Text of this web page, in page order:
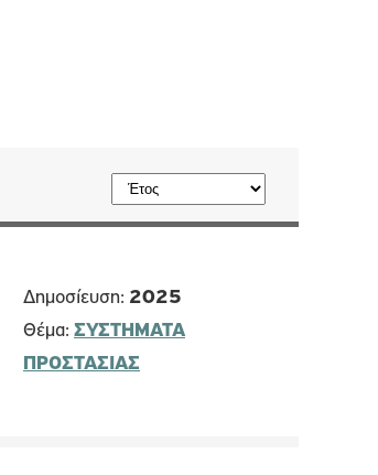
Δημοσίευση: 2025
Θέμα: ΣΥΣΤΗΜΑΤΑ
ΠΡΟΣΤΑΣΙΑΣ